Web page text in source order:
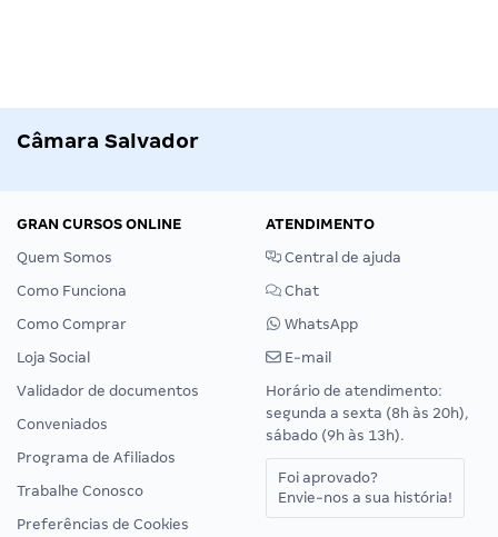
Câmara Salvador
GRAN CURSOS ONLINE
Quem Somos
Como Funciona
Como Comprar
Loja Social
Validador de documentos
Conveniados
Programa de Afiliados
Trabalhe Conosco
Preferências de Cookies
ATENDIMENTO
Central de ajuda
Chat
WhatsApp
E-mail
Horário de atendimento:
segunda a sexta (8h às 20h),
sábado (9h às 13h).
Foi aprovado?
Envie-nos a sua história!